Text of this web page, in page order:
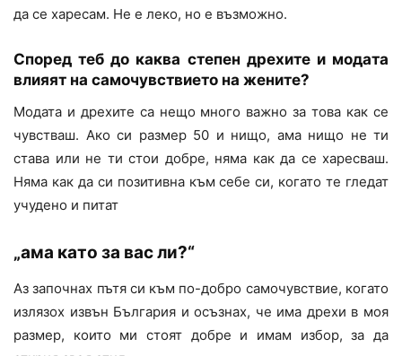
да се харесам. Не е леко, но е възможно.
Според теб до каква степен дрехите и модата
влияят на самочувствието на жените?
Модата и дрехите са нещо много важно за това как се
чувстваш. Ако си размер 50 и нищо, ама нищо не ти
става или не ти стои добре, няма как да се харесваш.
Няма как да си позитивна към себе си, когато те гледат
учудено и питат
„ама като за вас ли?“
Аз започнах пътя си към по-добро самочувствие, когато
излязох извън България и осъзнах, че има дрехи в моя
размер, които ми стоят добре и имам избор, за да